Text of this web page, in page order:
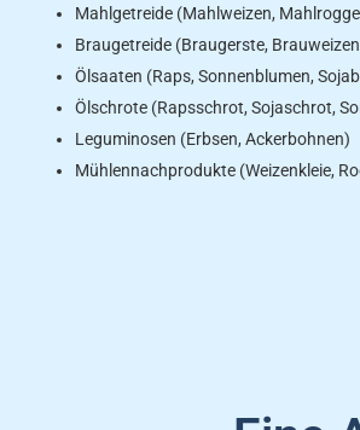
Mahlgetreide (Mahlweizen,
Braugetreide (Braugerste,
Ölsaaten (Raps, Sonnenblumen,
Ölschrote (Rapsschrot, Sojaschrot,
Leguminosen (Erbsen, Ackerbohnen)
Mühlennachprodukte (Weizenkleie,